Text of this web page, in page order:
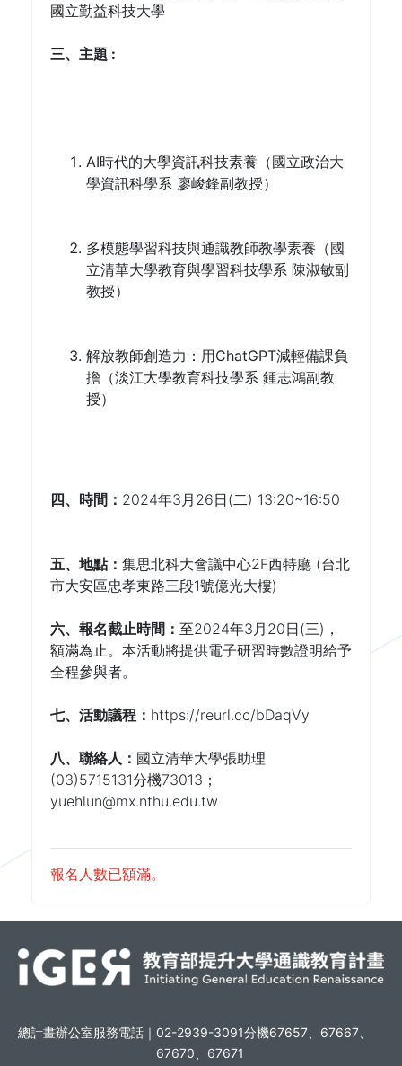
國立勤益科技大學
三、主題 :
AI時代的大學資訊科技素養（國立政治大
學資訊科學系 廖峻鋒副教授）
多模態學習科技與通識教師教學素養（國
立清華大學教育與學習科技學系 陳淑敏副
教授）
解放教師創造力：用ChatGPT減輕備課負
擔（淡江大學教育科技學系 鍾志鴻副教
授）
四、時間： 2024年3月26日(二) 13:20~16:50
五、地點： 集思北科大會議中心2F西特廳 (台北
市大安區忠孝東路三段1號億光大樓)
六、報名截止時間： 至2024年3月20日(三)，
額滿為止。本活動將提供電子研習時數證明給予
全程參與者。
七、活動議程： https://reurl.cc/bDaqVy
八、聯絡人： 國立清華大學張助理
(03)5715131分機73013；
yuehlun@mx.nthu.edu.tw
報名人數已額滿。
總計畫辦公室服務電話｜ 02-2939-3091分機67657、67667、
67670、67671